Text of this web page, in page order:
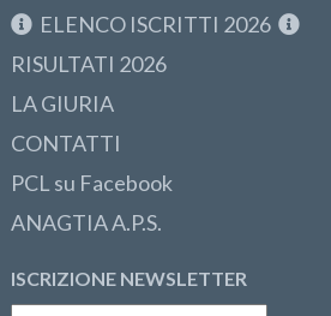
ELENCO ISCRITTI 2026
RISULTATI 2026
LA GIURIA
CONTATTI
PCL su Facebook
ANAGTIA A.P.S.
ISCRIZIONE NEWSLETTER